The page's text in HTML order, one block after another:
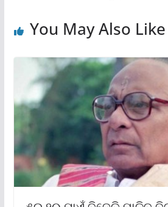
You May Also Like